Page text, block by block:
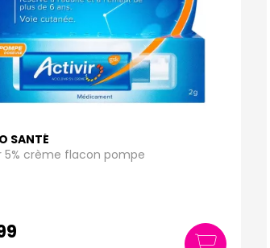
SANTÉ
5% crème flacon pompe